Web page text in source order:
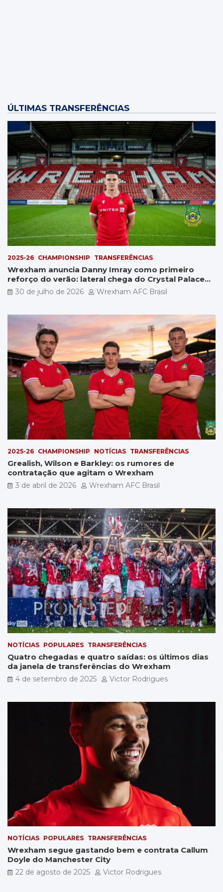
ÚLTIMAS TRANSFERÊNCIAS
2025-26 CHAMPIONSHIP TRANSFERÊNCIAS
Wrexham anuncia Danny Imray como primeiro
reforço do verão: lateral chega do Crystal Palace
por £5 milhões
30 de julho de 2026 Wrexham AFC Brasil
2025-26 CHAMPIONSHIP NOTÍCIAS TRANSFERÊNCIAS
Grealish, Wilson e Barkley: os rumores de
contratação que agitam o Wrexham
3 de abril de 2026 Wrexham AFC Brasil
NOTÍCIAS POPULARES TRANSFERÊNCIAS
Quatro chegadas e quatro saídas: os últimos dias
da janela de transferências do Wrexham
4 de setembro de 2025 Victor Rodrigues
NOTÍCIAS POPULARES TRANSFERÊNCIAS
Wrexham segue gastando bem e contrata Callum
Doyle do Manchester City
22 de agosto de 2025 Victor Rodrigues